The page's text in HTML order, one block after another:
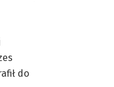
do